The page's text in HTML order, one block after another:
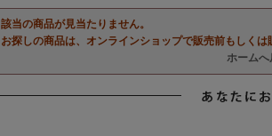
該当の商品が見当たりません。
お探しの商品は、オンラインショップで販売前もしくは
ホームへ